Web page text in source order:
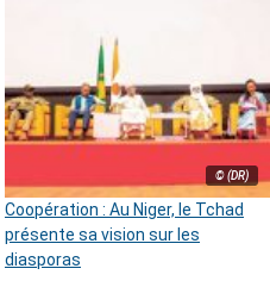
© (DR)
Coopération : Au Niger, le Tchad
présente sa vision sur les
diasporas